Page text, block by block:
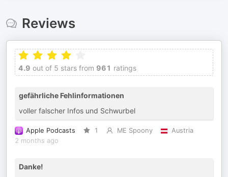
Reviews
4.9 out of 5 stars from 961 ratings
gefährliche Fehlinformationen
voller falscher Infos und Schwurbel
Apple Podcasts 1 ME Spoony
Austria
2 months ago
Danke!